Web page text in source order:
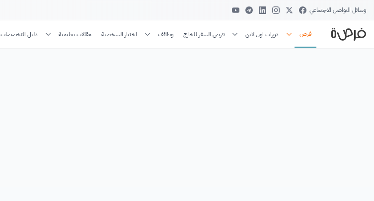
وسائل التواصل الاجتماعي
فرص دورات اون لاين فرص السفر للخارج وظائف اختبار الشخصية مقالات تعليمية دليل التخصصات